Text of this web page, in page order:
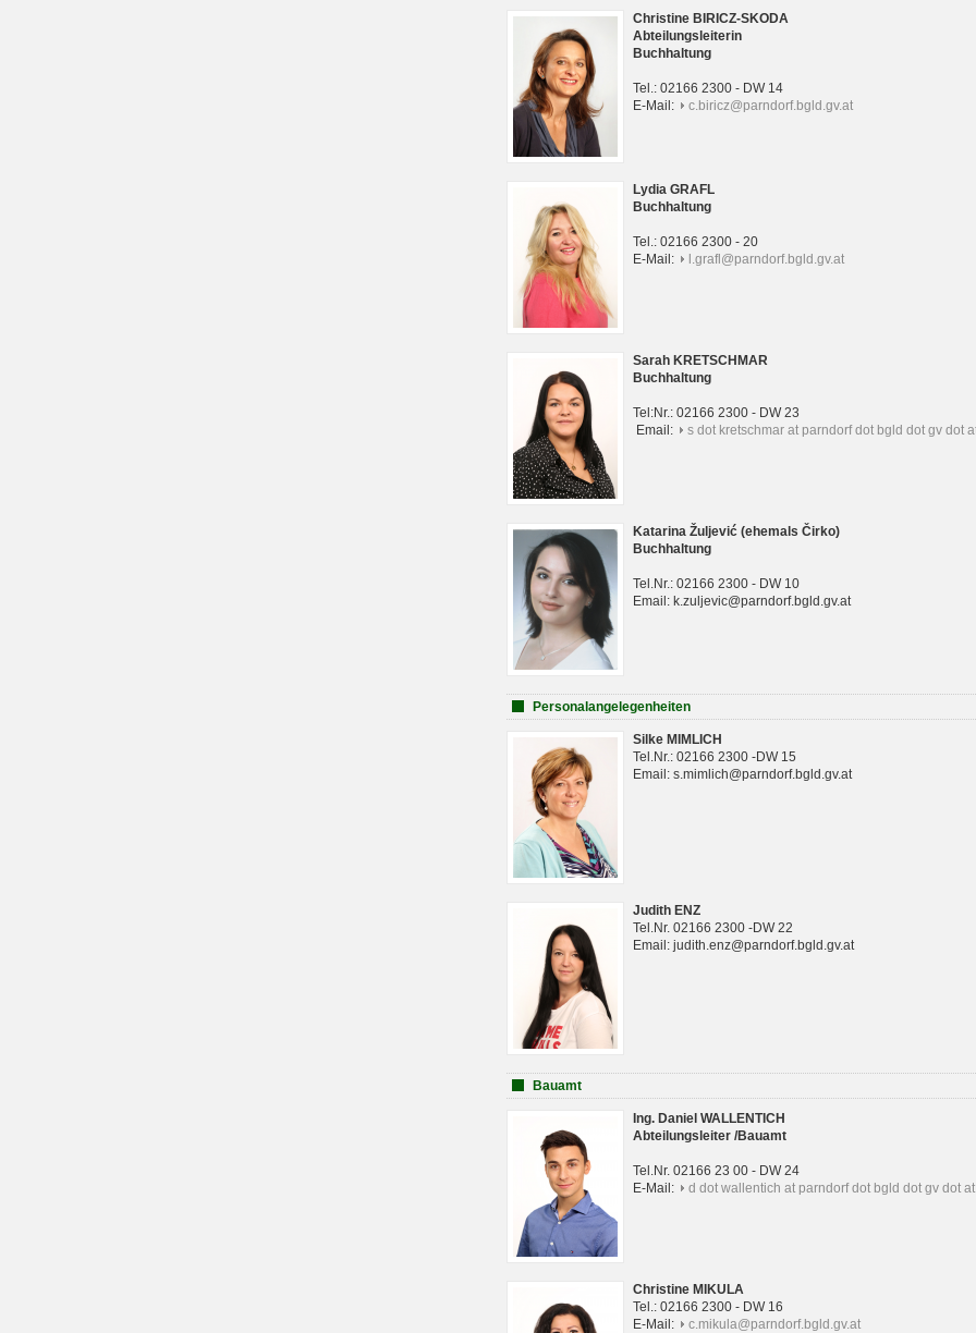
Christine BIRICZ-SKODA
Abteilungsleiterin
Buchhaltung
Tel.: 02166 2300 - DW 14
E-Mail:
c.biricz@parndorf.bgld.gv.at
Lydia GRAFL
Buchhaltung
Tel.: 02166 2300 - 20
E-Mail:
l.grafl@parndorf.bgld.gv.at
Sarah KRETSCHMAR
Buchhaltung
Tel:Nr.: 02166 2300 - DW 23
Email:
s dot kretschmar at parndorf dot bgld dot gv dot
Katarina Žuljević (ehemals Čirko)
Buchhaltung
Tel.Nr.: 02166 2300 - DW 10
Email: k.zuljevic@parndorf.bgld.gv.at
Personalangelegenheiten
Silke MIMLICH
Tel.Nr.: 02166 2300 -DW 15
Email: s.mimlich@parndorf.bgld.gv.at
Judith ENZ
Tel.Nr. 02166 2300 -DW 22
Email: judith.enz@parndorf.bgld.gv.at
Bauamt
Ing. Daniel WALLENTICH
Abteilungsleiter /Bauamt
Tel.Nr. 02166 23 00 - DW 24
E-Mail:
d dot wallentich at parndorf dot bgld dot gv dot at
Christine MIKULA
Tel.: 02166 2300 - DW 16
E-Mail:
c.mikula@parndorf.bgld.gv.at